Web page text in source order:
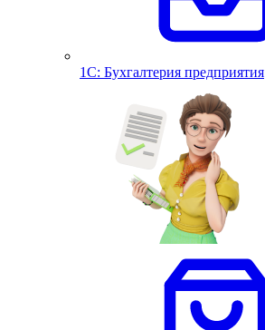
1С: Бухгалтерия предприятия